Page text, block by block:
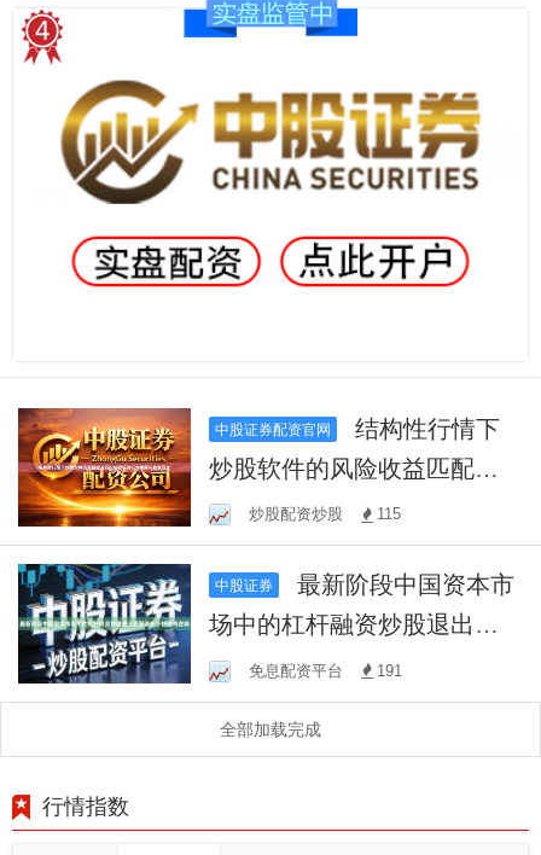
中股证券配资官网
结构性行情下
炒股软件的风险收益匹配检
验结合行为偏离与数据变化
炒股配资炒股 115
中股证券
最新阶段中国资本市
场中的杠杆融资炒股退出流
程优化分析结构逻辑
免息配资平台 191
全部加载完成
行情指数